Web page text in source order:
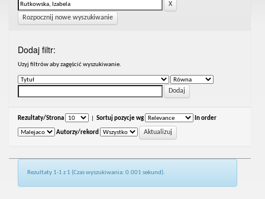
Rozpocznij nowe wyszukiwanie
Dodaj filtr:
Uzyj filtrów aby zagęścić wyszukiwanie.
Rezultaty/Strona Sortuj pozycje wg In order
Autorzy/rekord
Rezultaty 1-1 z 1 (Czas wyszukiwania: 0.001 sekund).